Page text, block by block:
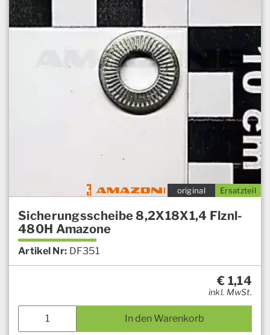
Ersatzteil
original
Sicherungsscheibe 8,2X18X1,4 Flznl-
480H Amazone
Artikel Nr: DF351
€ 1,14
inkl. MwSt.
In den Warenkorb